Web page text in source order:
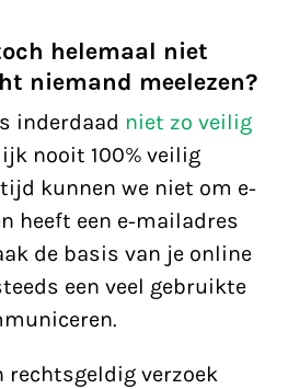
helemaal niet
niemand meelezen?
inderdaad niet zo veilig
nooit 100% veilig
kunnen we niet om e-
heeft een e-mailadres
de basis van je online
een veel gebruikte
rechtsgeldig verzoek